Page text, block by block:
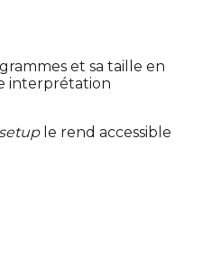
et sa taille en
interprétation
setuple rend accessible